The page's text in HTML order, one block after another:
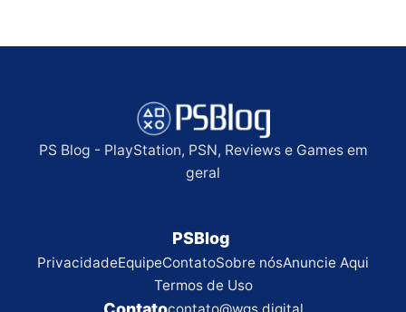
PS Blog - PlayStation, PSN, Reviews e Games em
geral
PSBlog
PrivacidadeEquipeContatoSobre nósAnuncie Aqui
Termos de Uso